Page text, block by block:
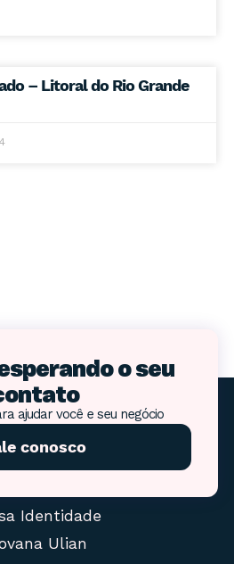
– Litoral do Rio Grande
o seu
ajudar você e seu negócio
conosco
Identidade
Ulian